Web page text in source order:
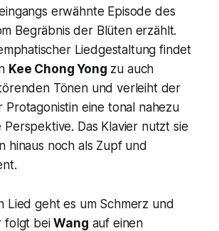
erwähnte Episode des
Begräbnis der Blüten erzählt.
Liedgestaltung findet
Kee Chong Yong zu auch
Tönen und verleiht der
Protagonistin eine tonal nahezu
Das Klavier nutzt sie
hinaus noch als Zupf und
Lied geht es um Schmerz und
folgt beiWang auf einen